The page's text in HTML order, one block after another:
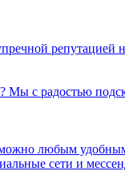
репутацией
Мы с радостью
любым
сети и